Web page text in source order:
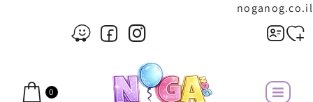
noganog.co.il
0